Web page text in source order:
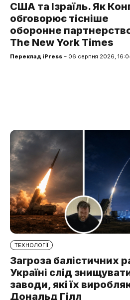
США та Ізраїль. Як
обговорює тісніше
оборонне
The New York Times
Переклад iPress – 06 серпня 2026,
ТЕХНОЛОГІЇ
Загроза балістичних
Україні слід
заводи, які їх
Дональд Гілл